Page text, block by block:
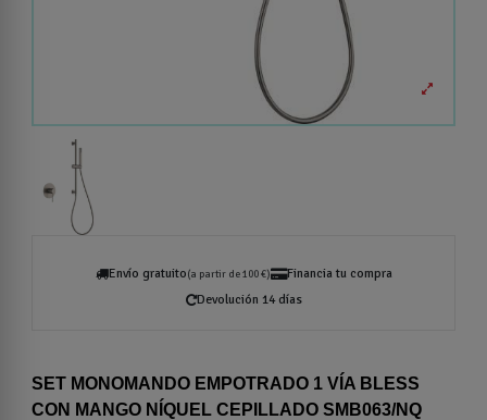
Envío gratuito(a partir de 100 €)
Financia tu compra
Devolución 14 días
SET MONOMANDO EMPOTRADO 1 VÍA BLESS
CON MANGO NÍQUEL CEPILLADO SMB063/NQ